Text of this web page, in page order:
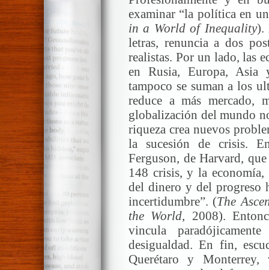
examinar “la política en
in a World of Inequality).
letras, renuncia a dos
realistas. Por un lado, las
en Rusia, Europa,
tampoco se suman a los
reduce a más mercado,
globalización del mundo
riqueza crea nuevos
la sucesión de crisis.
Ferguson, de Harvard,
148 crisis, y la economía,
del dinero y del progreso
incertidumbre”. (The
the World, 2008).
vincula
desigualdad. En fin,
Querétaro y